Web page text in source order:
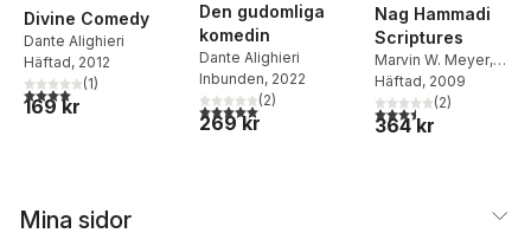
Divine Comedy
Dante Alighieri
Häftad, 2012
4,0utav 5 stjärnor. Totalt antal röster:
(1)
169 kr
Den gudomliga
komedin
Dante Alighieri
Inbunden, 2022
5,0utav 5 stjärnor. Totalt antal röster:
(2)
269 kr
Nag Hammadi
Scriptures
Marvin W. Meyer,
James M. Robinson
Häftad, 2009
3,5utav 5 stjärnor.
(2)
364 kr
Mina sidor